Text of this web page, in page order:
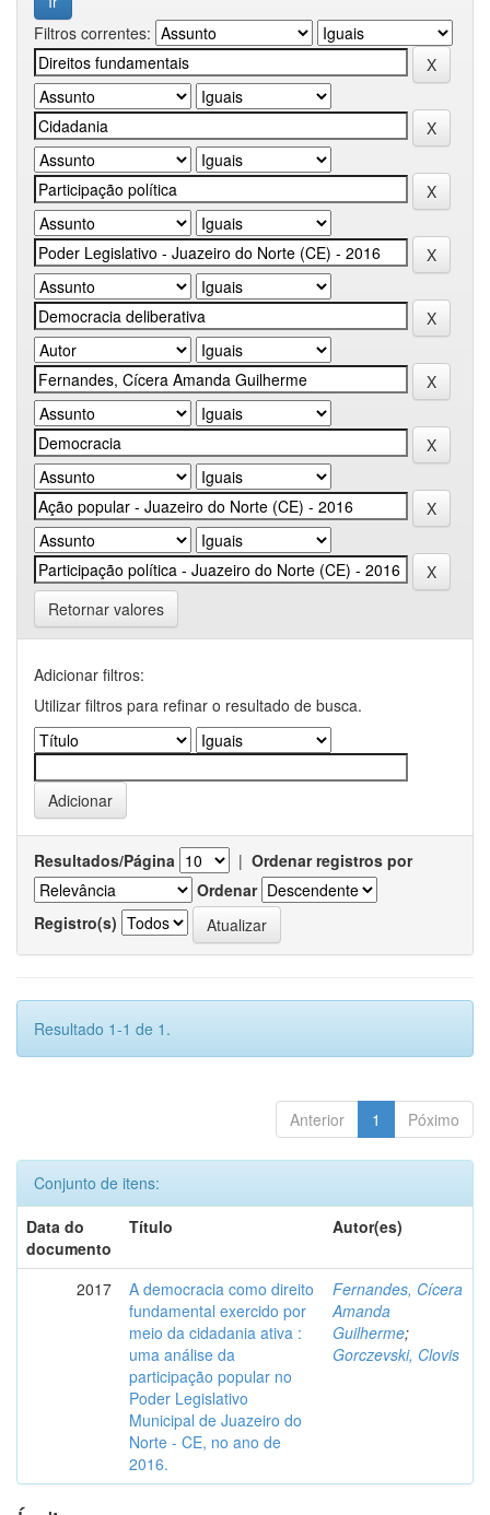
Filtros correntes:
Retornar valores
Adicionar filtros:
Utilizar filtros para refinar o resultado de busca.
Resultados/Página | Ordenar registros por
Ordenar
Registro(s)
Resultado 1-1 de 1.
Anterior 1 Póximo
Conjunto de itens:
Data do
documento
Título Autor(es)
2017
A democracia como direito
fundamental exercido por
meio da cidadania ativa :
uma análise da
participação popular no
Poder Legislativo
Municipal de Juazeiro do
Norte - CE, no ano de
2016.
Fernandes, Cícera
Amanda
Guilherme;
Gorczevski, Clovis